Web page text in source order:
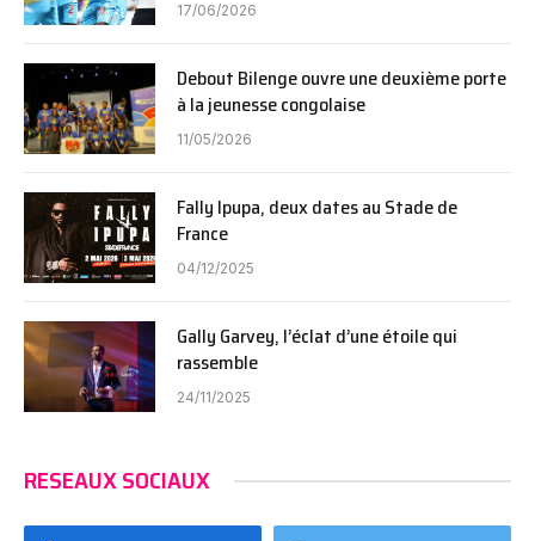
17/06/2026
Debout Bilenge ouvre une deuxième porte
à la jeunesse congolaise
11/05/2026
Fally Ipupa, deux dates au Stade de
France
04/12/2025
Gally Garvey, l’éclat d’une étoile qui
rassemble
24/11/2025
RESEAUX SOCIAUX